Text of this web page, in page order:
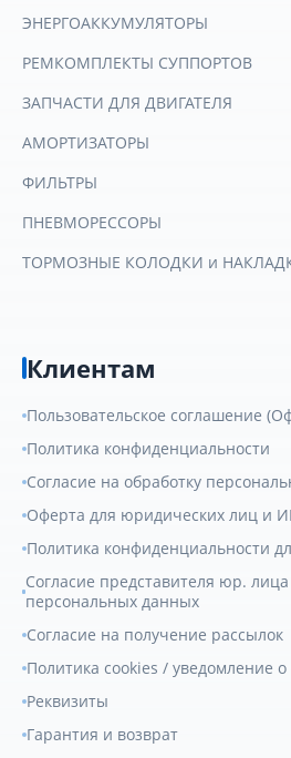
ЭНЕРГОАККУМУЛЯТОРЫ
РЕМКОМПЛЕКТЫ СУППОРТОВ
ЗАПЧАСТИ ДЛЯ ДВИГАТЕЛЯ
АМОРТИЗАТОРЫ
ФИЛЬТРЫ
ПНЕВМОРЕССОРЫ
ТОРМОЗНЫЕ КОЛОДКИ и
Клиентам
Пользовательское соглашение
Политика конфиденциальности
Согласие на обработку
Оферта для юридических лиц и
Политика конфиденциальности
Согласие представителя юр.
персональных данных
Согласие на получение рассылок
Политика cookies / уведомление о
Реквизиты
Гарантия и возврат